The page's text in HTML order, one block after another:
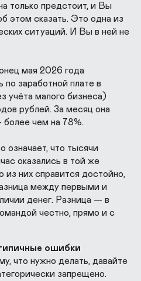
только предстоит, и Вы
этом сказать. Это одна из
ситуаций. И Вы в ней не
мая 2026 года
заработной плате в
учёта малого бизнеса)
рублей. За месяц она
более чем на 78%.
что тысячи
оказались в той же
них справится достойно,
между первыми и
денег. Разница — в
честно, прямо и с
ошибки
что нужно делать, давайте
запрещено.